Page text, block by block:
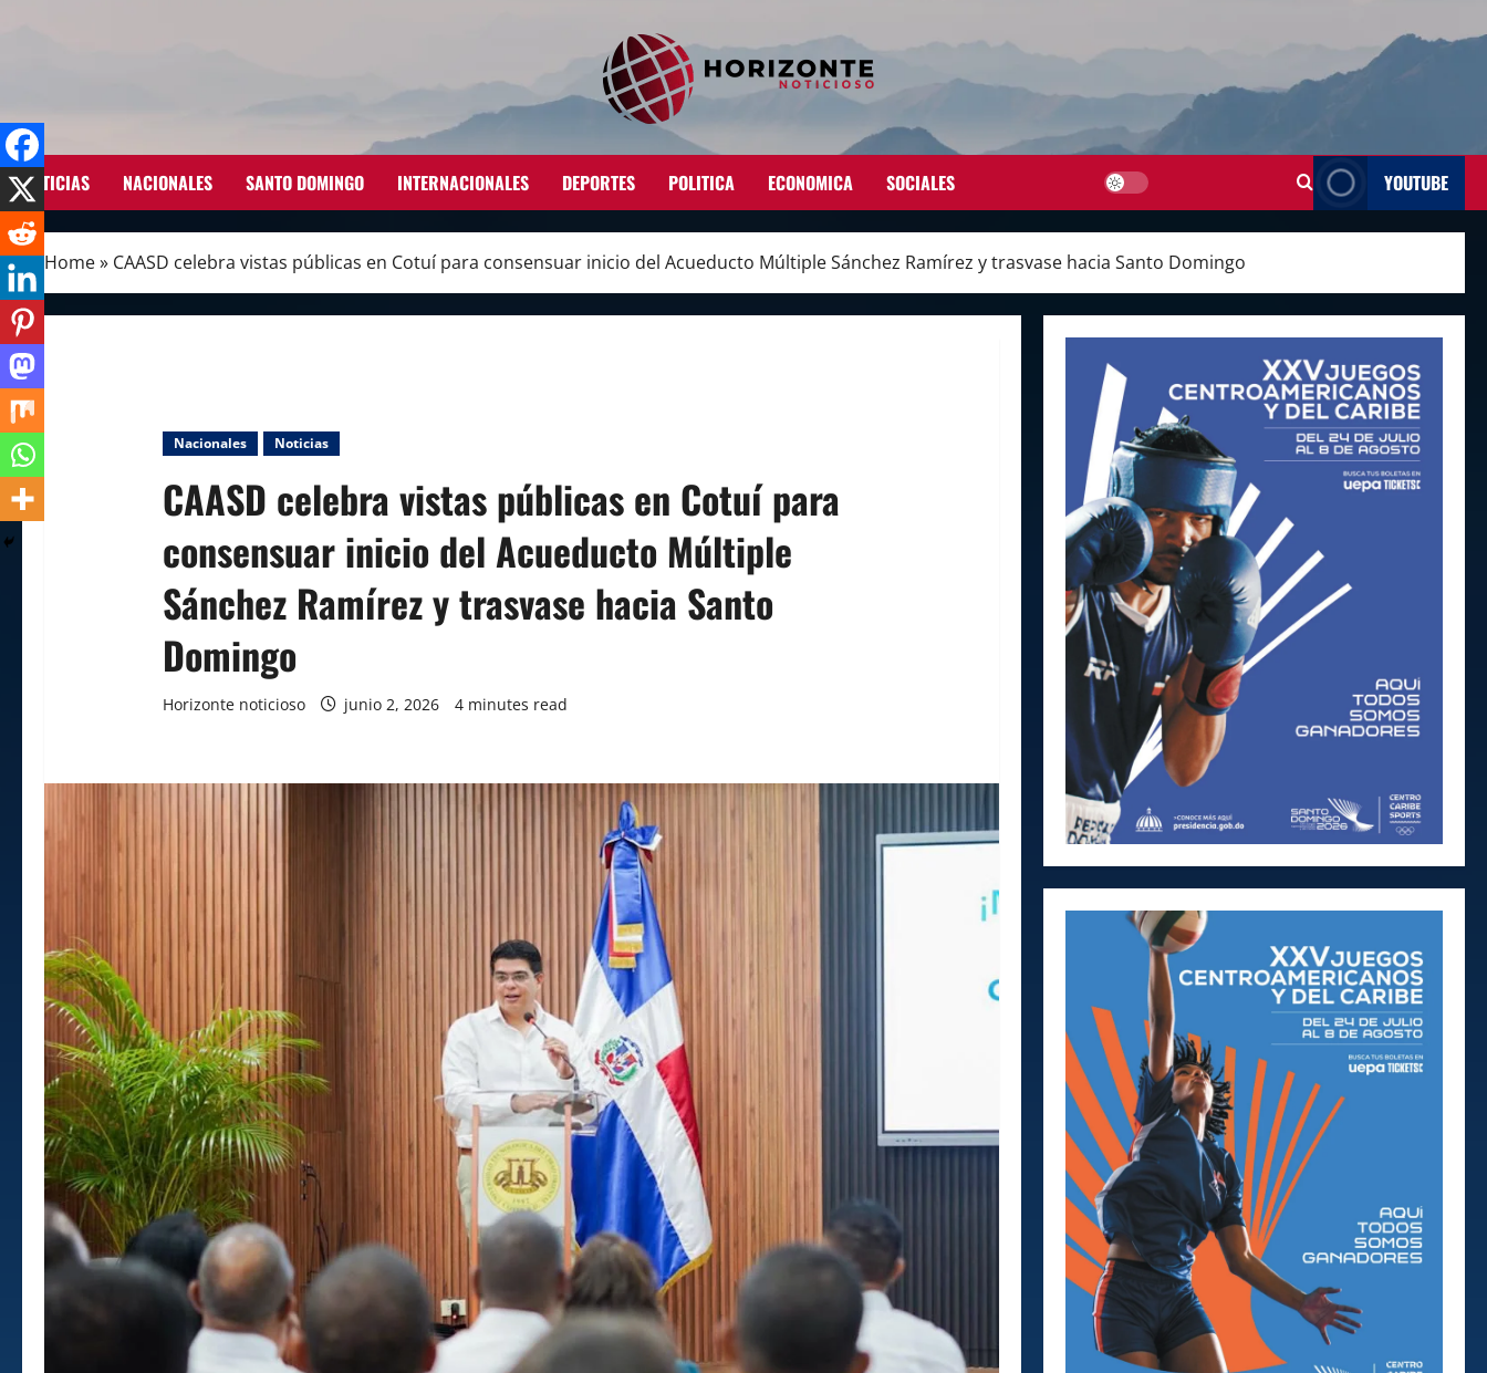
NOTICIAS NACIONALES SANTO DOMINGO INTERNACIONALES DEPORTES POLITICA ECONOMICA SOCIALES YOUTUBE
Home» CAASD celebra vistas públicas en Cotuí para consensuar inicio del Acueducto Múltiple Sánchez Ramírez y trasvase hacia Santo Domingo
Nacionales Noticias
CAASD celebra vistas públicas en Cotuí para
consensuar inicio del Acueducto Múltiple
Sánchez Ramírez y trasvase hacia Santo
Domingo
Horizonte noticioso junio 2, 2026 4 minutes read